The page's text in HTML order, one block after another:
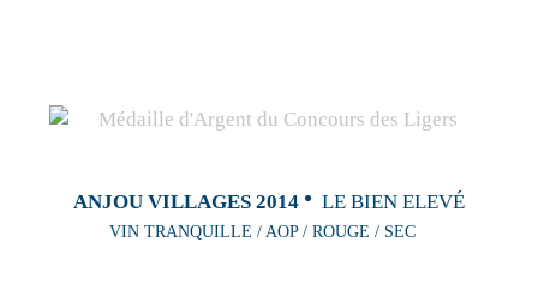
ANJOU VILLAGES 2014 LE BIEN ELEVÉ
VIN TRANQUILLE / AOP / ROUGE / SEC